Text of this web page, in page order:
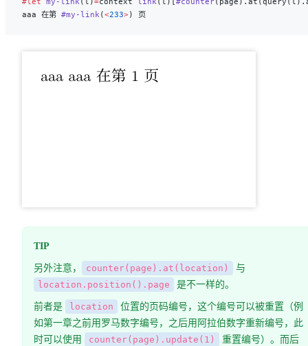
aaa 在第 #my-link(<233>) 页
TIP
另外注意， counter(page).at(location)
与
location.position().page
是不一样的。
前者是 location
位置的页码编号，这个编号可以被重置（例
如第一章之前用罗马数字编号，之后用阿拉伯数字重新编号，此
时可以使用
counter(page).update(1)
重置编号）。而后